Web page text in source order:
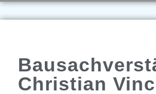
Christian